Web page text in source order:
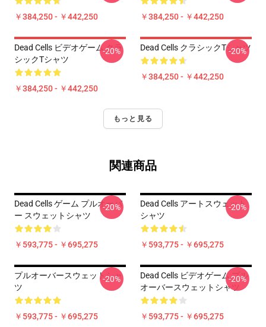
￥384,250 - ￥442,250 ￥384,250 - ￥442,250
Dead Cells ビデオゲーム クラ
シックTシャツ
￥384,250 - ￥442,250
-20% Dead Cells クラシックTシャツ
￥384,250 - ￥442,250
-20%
もっと見る
関連商品
Dead Cells ゲーム プルオーバ
ー スウェットシャツ
￥593,775 - ￥695,275
-20%
Dead Cells アートスウェット
シャツ
￥593,775 - ￥695,275
-20%
プルオーバースウェットシャ
ツ
￥593,775 - ￥695,275
-20%
Dead Cells ビデオゲーム プル
オーバースウェットシャツ
￥593,775 - ￥695,275
-20%